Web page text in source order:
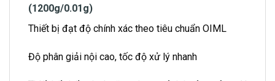
(1200g/0.01g)
Thiết bị đạt độ chính xác theo tiêu chuẩn OIML
Độ phân giải nội cao, tốc độ xử lý nhanh